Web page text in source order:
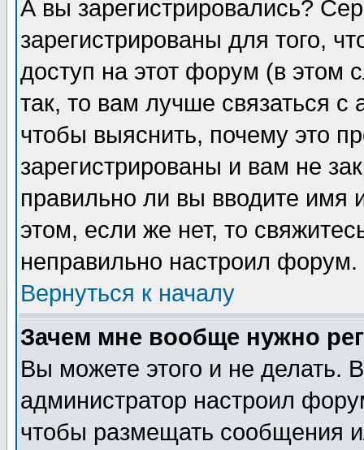
А вы зарегистрировались?
зарегистрированы для того,
доступ на этот форум (в этом
так, то вам лучше связаться
чтобы выяснить, почему это
зарегистрированы и вам не
правильно ли вы вводите
этом, если же нет, то
неправильно настроил форум.
Вернуться к началу
Зачем мне вообще нужно
Вы можете этого и не делать.
администратор настроил
чтобы размещать сообщения